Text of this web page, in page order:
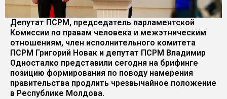
Депутат ПСРМ, председатель парламентской
Комиссии по правам человека и межэтническим
отношениям, член исполнительного комитета
ПСРМ Григорий Новак и депутат ПСРМ Владимир
Односталко представили сегодня на брифинге
позицию формирования по поводу намерения
правительства продлить чрезвычайное положение
в Республике Молдова.